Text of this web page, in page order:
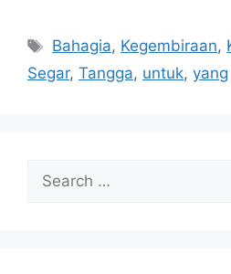
Tags
Bahagia, Kegembiraan,
Segar, Tangga, untuk, yang
Search
for: